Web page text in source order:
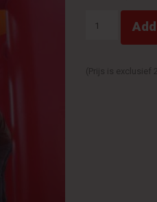
Attractiekussen
(Prijs is exclusief